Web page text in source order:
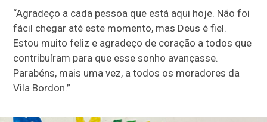
“Agradeço a cada pessoa que está aqui hoje. Não foi
fácil chegar até este momento, mas Deus é fiel.
Estou muito feliz e agradeço de coração a todos que
contribuíram para que esse sonho avançasse.
Parabéns, mais uma vez, a todos os moradores da
Vila Bordon.”